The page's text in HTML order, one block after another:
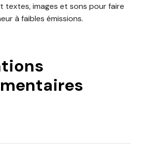
textes, images et sons pour faire
à faibles émissions.